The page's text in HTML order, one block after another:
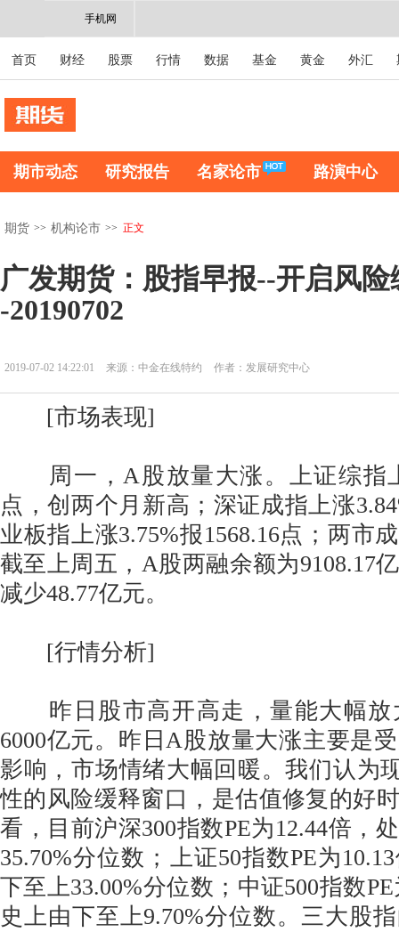
手机网
首页 财经 股票 行情 数据 基金 黄金 外汇
期市动态 研究报告 名家论市 路演中心
期货 >> 机构论市 >> 正文
广发期货：股指早报--开启风
-20190702
2019-07-02 14:22:01 来源：中金在线特约 作者：发展研究中心
[市场表现]
周一，A股放量大涨。上证综指上
点，创两个月新高；深证成指上涨
业板指上涨3.75%报1568.16点；两市
截至上周五，A股两融余额为9108.17
减少48.77亿元。
[行情分析]
昨日股市高开高走，量能大幅放
6000亿元。昨日A股放量大涨主要是
影响，市场情绪大幅回暖。我们认为
性的风险缓释窗口，是估值修复的好
看，目前沪深300指数PE为12.44倍，
35.70%分位数；上证50指数PE为
下至上33.00%分位数；中证500指数
史上由下至上9.70%分位数。三大股